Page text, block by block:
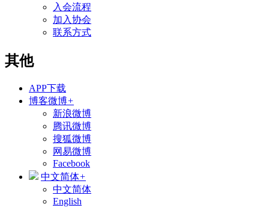
入会流程
加入协会
联系方式
其他
APP下载
博客微博+
新浪微博
腾讯微博
搜狐微博
网易微博
Facebook
中文简体+
中文简体
English